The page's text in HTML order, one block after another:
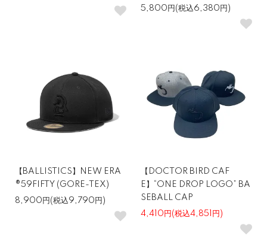
5,800円(税込6,380円)
【BALLISTICS】NEW ERA
®︎59FIFTY (GORE-TEX)
8,900円(税込9,790円)
【DOCTOR BIRD CAF
E】“ONE DROP LOGO” BA
SEBALL CAP
4,410円(税込4,851円)